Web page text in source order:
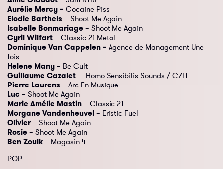
Aurélie Mercy – Cocaine Piss
Elodie Barthels – Shoot Me Again
Isabelle Bonmariage – Shoot Me Again
Cyril Wilfart – Classic 21 Metal
Dominique Van Cappelen – Agence de Management Une
fois
Helene Many – Be Cult
Guillaume Cazalet – Homo Sensibilis Sounds / CZLT
Pierre Laurens – Arc-En-Musique
Luc – Shoot Me Again
Marie Amélie Mastin – Classic 21
Morgane Vandenheuvel – Eristic Fuel
Olivier– Shoot Me Again
Rosie – Shoot Me Again
Ben Zoulk – Magasin 4
POP